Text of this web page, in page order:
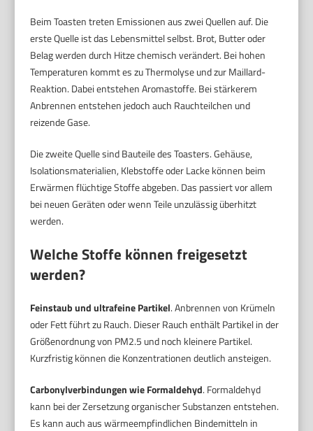
Beim Toasten treten Emissionen aus zwei Quellen auf. Die
erste Quelle ist das Lebensmittel selbst. Brot, Butter oder
Belag werden durch Hitze chemisch verändert. Bei hohen
Temperaturen kommt es zu Thermolyse und zur Maillard-
Reaktion. Dabei entstehen Aromastoffe. Bei stärkerem
Anbrennen entstehen jedoch auch Rauchteilchen und
reizende Gase.
Die zweite Quelle sind Bauteile des Toasters. Gehäuse,
Isolationsmaterialien, Klebstoffe oder Lacke können beim
Erwärmen flüchtige Stoffe abgeben. Das passiert vor allem
bei neuen Geräten oder wenn Teile unzulässig überhitzt
werden.
Welche Stoffe können freigesetzt
werden?
Feinstaub und ultrafeine Partikel. Anbrennen von Krümeln
oder Fett führt zu Rauch. Dieser Rauch enthält Partikel in der
Größenordnung von PM2.5 und noch kleinere Partikel.
Kurzfristig können die Konzentrationen deutlich ansteigen.
Carbonylverbindungen wie Formaldehyd. Formaldehyd
kann bei der Zersetzung organischer Substanzen entstehen.
Es kann auch aus wärmeempfindlichen Bindemitteln in